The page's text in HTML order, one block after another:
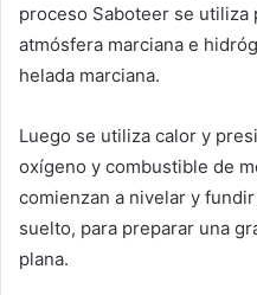
proceso Saboteer se utiliza
atmósfera marciana e
helada marciana.
Luego se utiliza calor y
oxígeno y combustible de
comienzan a nivelar y
suelto, para preparar una
plana.